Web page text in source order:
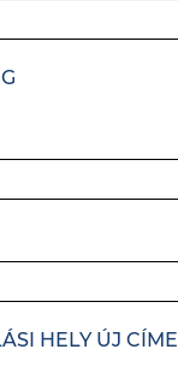
HELY ÚJ CÍME